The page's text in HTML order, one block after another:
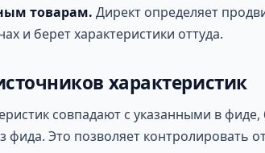
товарам. Директ определяет
и берет характеристики оттуда.
характеристик
совпадают с указанными в фиде,
фида. Это позволяет контролировать